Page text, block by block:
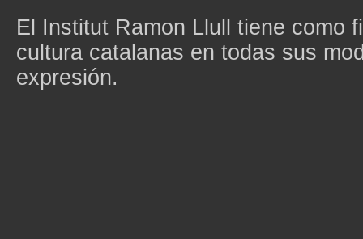
El Institut Ramon Llull tiene como
cultura catalanas en todas sus
expresión.